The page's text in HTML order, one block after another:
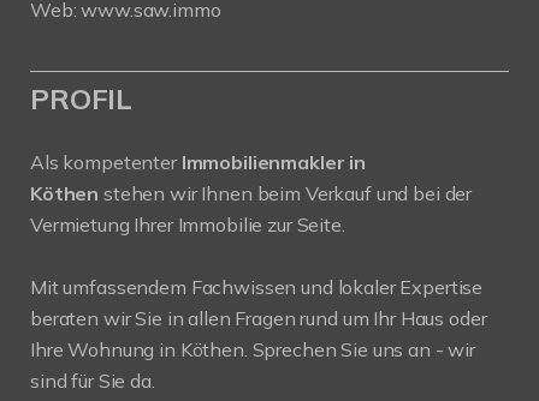
Web:www.saw.immo
PROFIL
Als kompetenter Immobilienmakler in
Köthen stehen wir Ihnen beim Verkauf und bei der
Vermietung Ihrer Immobilie zur Seite.
Mit umfassendem Fachwissen und lokaler Expertise
beraten wir Sie in allen Fragen rund um Ihr Haus oder
Ihre Wohnung in Köthen. Sprechen Sie uns an - wir
sind für Sie da.